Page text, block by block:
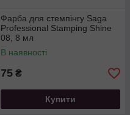
Фарба для стемпінгу Saga
Professional Stamping Shine
08, 8 мл
В наявності
75 ₴
Купити